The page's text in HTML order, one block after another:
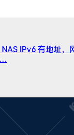
IPv6 有地址，
…